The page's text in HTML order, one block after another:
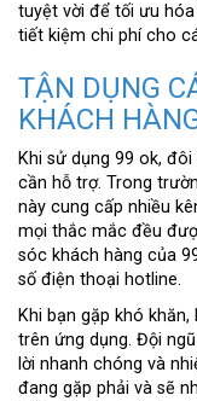
tuyệt vời để tối ưu
tiết kiệm chi phí cho
TẬN DỤNG
KHÁCH
Khi sử dụng 99 ok,
cần hỗ trợ. Trong
này cung cấp nhiều
mọi thắc mắc đều
sóc khách hàng của
số điện thoại hotline.
Khi bạn gặp khó
trên ứng dụng. Đội
lời nhanh chóng và
đang gặp phải và sẽ